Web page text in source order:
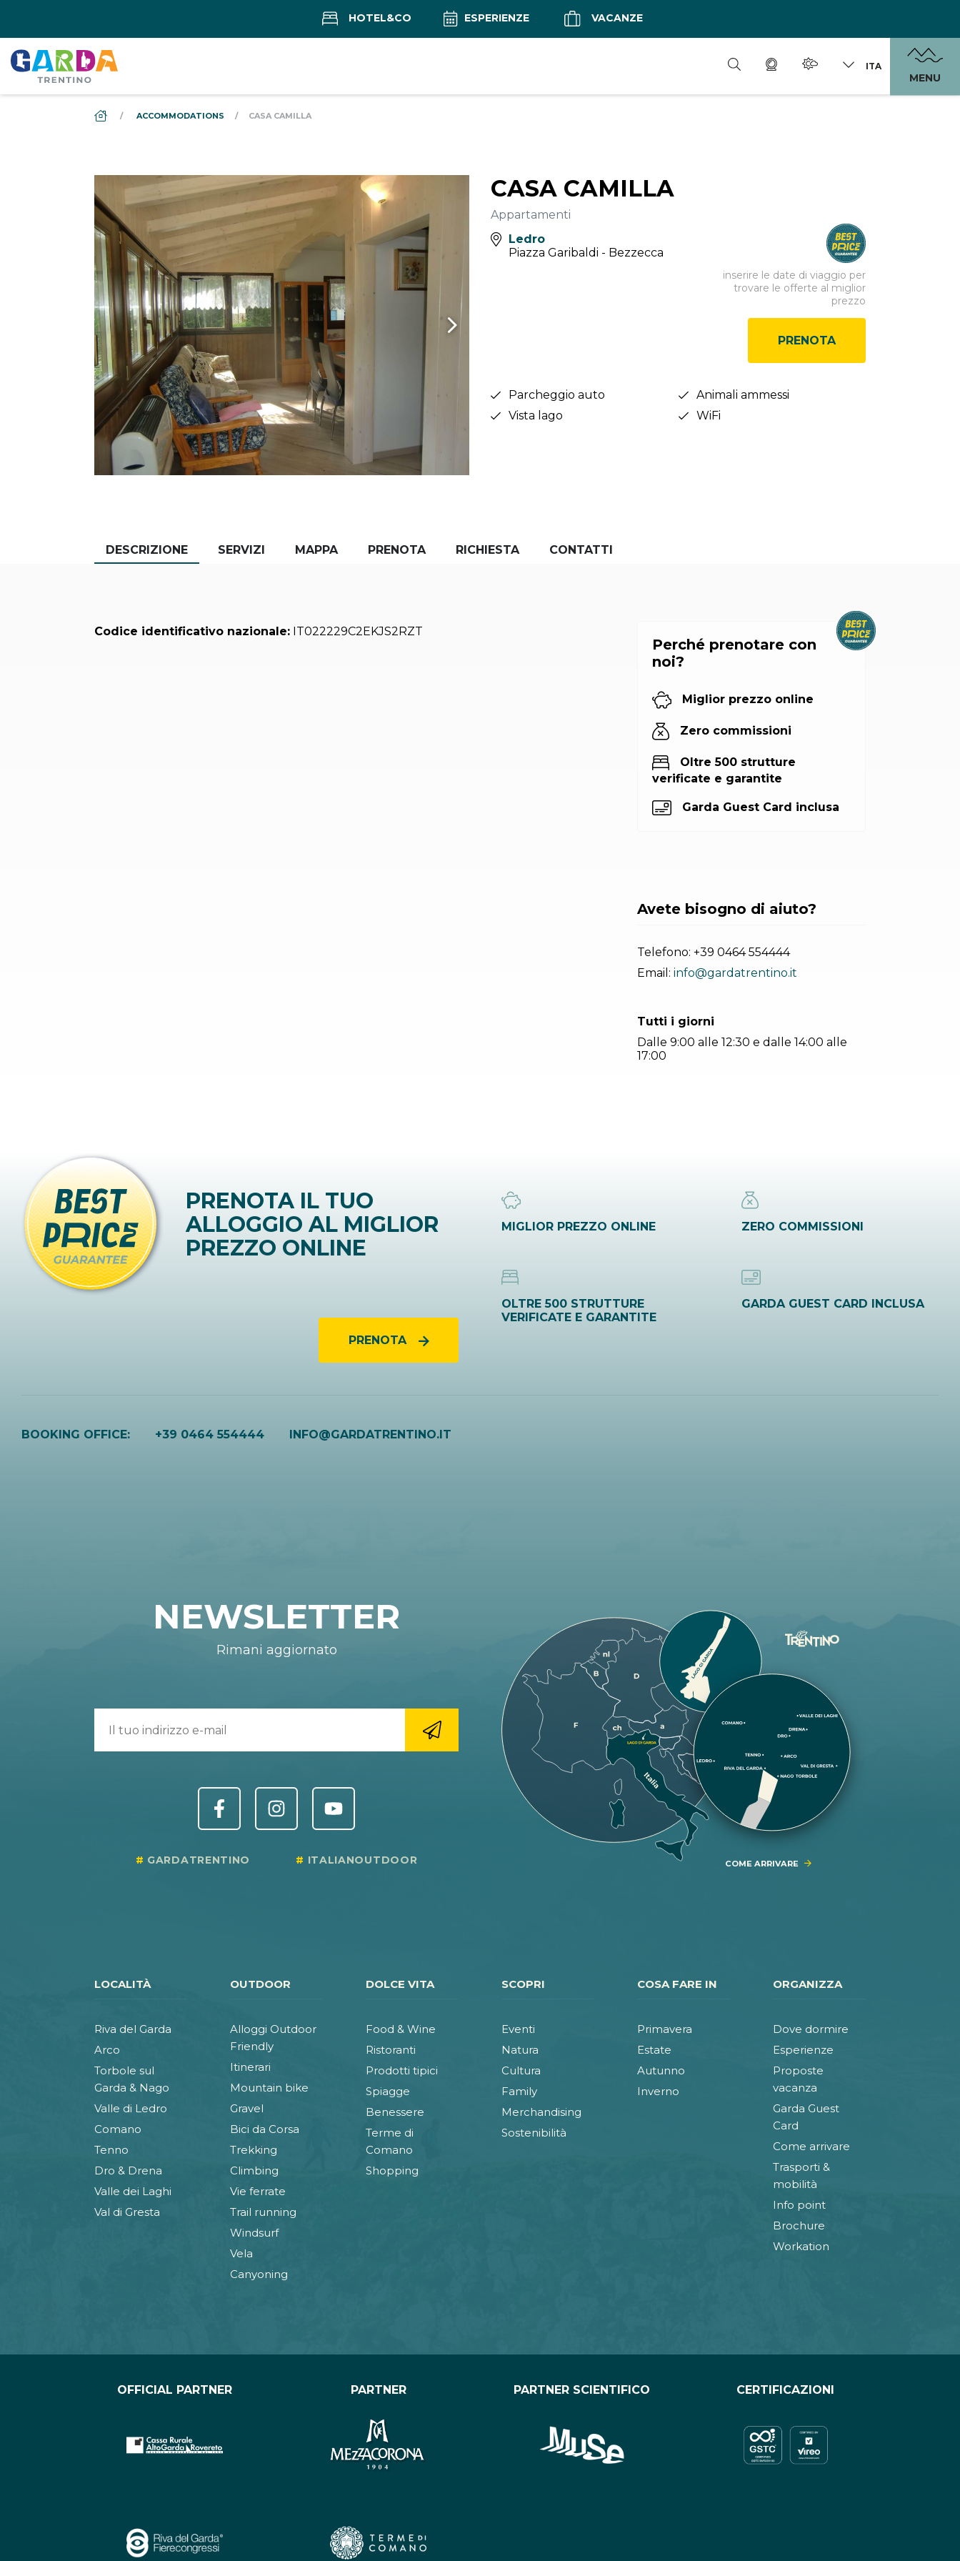
HOTEL&CO ESPERIENZE VACANZE
ITA
MENU
DS_BREADCRUMB.HOME
ACCOMMODATIONS CASA CAMILLA
CASA CAMILLA
Appartamenti
Ledro
Piazza Garibaldi - Bezzecca
inserire le date di viaggio per
trovare le offerte al miglior
prezzo
PRENOTA
Parcheggio auto
Animali ammessi
Vista lago
WiFi
DESCRIZIONE SERVIZI MAPPA PRENOTA RICHIESTA CONTATTI
Codice identificativo nazionale: IT022229C2EKJS2RZT
Perché prenotare con
noi?
Miglior prezzo online
Zero commissioni
Oltre 500 strutture
verificate e garantite
Garda Guest Card inclusa
Avete bisogno di aiuto?
Telefono: +39 0464 554444
Email: info@gardatrentino.it
Tutti i giorni
Dalle 9:00 alle 12:30 e dalle 14:00 alle
17:00
PRENOTA IL TUO
ALLOGGIO AL MIGLIOR
PREZZO ONLINE
PRENOTA
MIGLIOR PREZZO ONLINE ZERO COMMISSIONI
OLTRE 500 STRUTTURE
VERIFICATE E GARANTITE
GARDA GUEST CARD INCLUSA
BOOKING OFFICE: +39 0464 554444 INFO@GARDATRENTINO.IT
COME ARRIVARE
NEWSLETTER
Rimani aggiornato
GARDATRENTINO ITALIANOUTDOOR
LOCALITÀ
Riva del Garda
Arco
Torbole sul
Garda & Nago
Valle di Ledro
Comano
Tenno
Dro & Drena
Valle dei Laghi
Val di Gresta
OUTDOOR
Alloggi Outdoor
Friendly
Itinerari
Mountain bike
Gravel
Bici da Corsa
Trekking
Climbing
Vie ferrate
Trail running
Windsurf
Vela
Canyoning
DOLCE VITA
Food & Wine
Ristoranti
Prodotti tipici
Spiagge
Benessere
Terme di
Comano
Shopping
SCOPRI
Eventi
Natura
Cultura
Family
Merchandising
Sostenibilità
COSA FARE IN
Primavera
Estate
Autunno
Inverno
ORGANIZZA
Dove dormire
Esperienze
Proposte
vacanza
Garda Guest
Card
Come arrivare
Trasporti &
mobilità
Info point
Brochure
Workation
OFFICIAL PARTNER PARTNER PARTNER SCIENTIFICO CERTIFICAZIONI